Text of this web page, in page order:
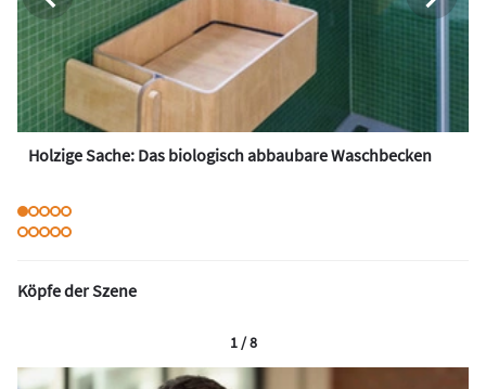
Holzige Sache: Das biologisch abbaubare Waschbecken
Köpfe der Szene
1 / 8